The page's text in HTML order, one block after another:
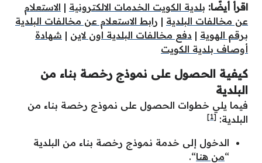
اقرأ أيضًا: بلدية الكويت الخدمات الالكترونية | الاستعلام
عن مخالفات البلدية | رابط الاستعلام عن مخالفات البلدية
برقم الهوية | دفع مخالفات البلدية اون لاين | شهادة
أوصاف بلدية الكويت
كيفية الحصول على نموذج رخصة بناء من
البلدية
فيما يلي خطوات الحصول على نموذج رخصة بناء من
البلدية: [1]
الدخول إلى خدمة نموذج رخصة بناء من البلدية
“من هنا“.